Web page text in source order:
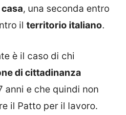
, una seconda entro
il territorio italiano.
è il caso di chi
di cittadinanza
anni e che quindi non
il Patto per il lavoro.